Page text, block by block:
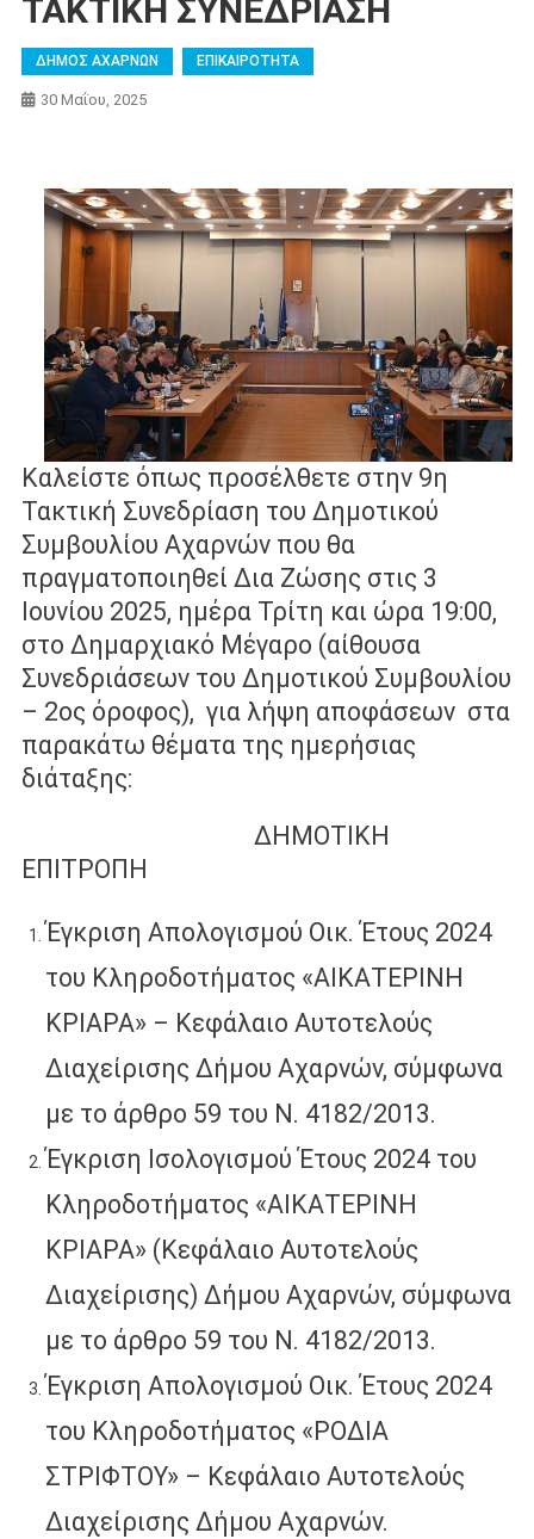
ΤΑΚΤΙΚΗ ΣΥΝΕΔΡΙΑΣΗ
ΔΗΜΟΣ ΑΧΑΡΝΩΝ ΕΠΙΚΑΙΡΟΤΗΤΑ
30 Μαΐου, 2025
Καλείστε όπως προσέλθετε στην 9η
Τακτική Συνεδρίαση του Δημοτικού
Συμβουλίου Αχαρνών που θα
πραγματοποιηθεί Δια Ζώσης στις 3
Ιουνίου 2025, ημέρα Τρίτη και ώρα 19:00,
στο Δημαρχιακό Μέγαρο (αίθουσα
Συνεδριάσεων του Δημοτικού Συμβουλίου
– 2ος όροφος), για λήψη αποφάσεων στα
παρακάτω θέματα της ημερήσιας
διάταξης:
ΔΗΜΟΤΙΚΗ
ΕΠΙΤΡΟΠΗ
Έγκριση Απολογισμού Οικ. Έτους 2024
του Κληροδοτήματος «ΑΙΚΑΤΕΡΙΝΗ
ΚΡΙΑΡΑ» – Κεφάλαιο Αυτοτελούς
Διαχείρισης Δήμου Αχαρνών, σύμφωνα
με το άρθρο 59 του Ν. 4182/2013.
Έγκριση Ισολογισμού Έτους 2024 του
Κληροδοτήματος «ΑΙΚΑΤΕΡΙΝΗ
ΚΡΙΑΡΑ» (Κεφάλαιο Αυτοτελούς
Διαχείρισης) Δήμου Αχαρνών, σύμφωνα
με το άρθρο 59 του Ν. 4182/2013.
Έγκριση Απολογισμού Οικ. Έτους 2024
του Κληροδοτήματος «ΡΟΔΙΑ
ΣΤΡΙΦΤΟΥ» – Κεφάλαιο Αυτοτελούς
Διαχείρισης Δήμου Αχαρνών.